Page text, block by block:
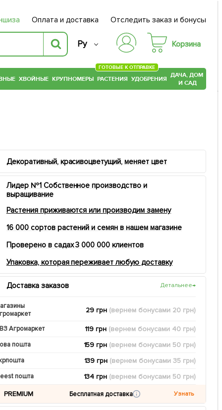
Оплата и доставка Отследить заказ и бонусы
Ру Корзина
ХВОЙНЫЕ КРУПНОМЕРЫ РАСТЕНИЯ
ГОТОВЫЕ К ОТПРАВКЕ
УДОБРЕНИЯ ДАЧА, ДОМ
И САД
Декоративный, красивоцветущий, меняет цвет
Лидер №1 Собственное производство и
выращивание
Растения приживаются или производим замену
16 000 сортов растений и семян в нашем магазине
Проверено в садах 3 000 000 клиентов
Упаковка, которая переживает любую доставку
Доставка заказов Детальнее→
29 грн (вернем бонусами 20 грн)
Агромаркет 119 грн (вернем бонусами 40 грн)
пошта 159 грн (вернем бонусами 50 грн)
139 грн (вернем бонусами35 грн)
пошта 134 грн (вернем бонусами 50 грн)
PREMIUM Бесплатная доставка Узнать